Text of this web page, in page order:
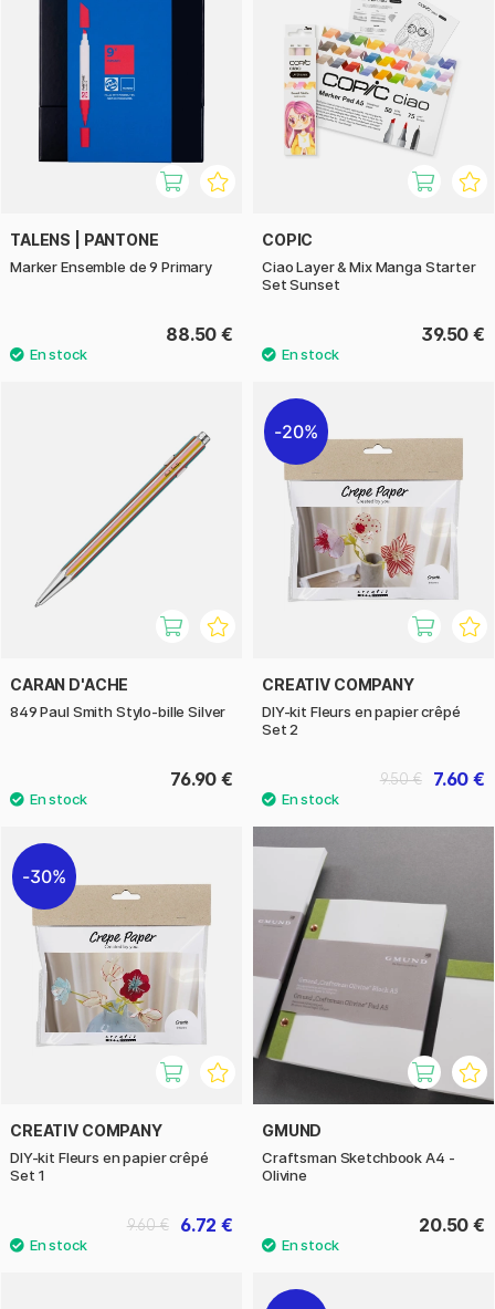
TALENS | PANTONE
Marker Ensemble de 9 Primary
88.50 €
COPIC
Ciao Layer & Mix Manga Starter
Set Sunset
39.50 €
CARAN D'ACHE
849 Paul Smith Stylo-bille Silver
76.90 €
20%
CREATIV COMPANY
DIY-kit Fleurs en papier crêpé
Set 2
7.60 €
9.50 €
30%
CREATIV COMPANY
DIY-kit Fleurs en papier crêpé
Set 1
6.72 €
9.60 €
GMUND
Craftsman Sketchbook A4 -
Olivine
20.50 €